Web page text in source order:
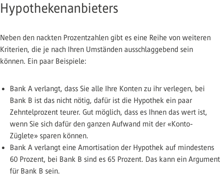
Hypothekenanbieters
Neben den nackten Prozentzahlen gibt es eine Reihe von weiteren
Kriterien, die je nach Ihren Umständen ausschlaggebend sein
können. Ein paar Beispiele:
Bank A verlangt, dass Sie alle Ihre Konten zu ihr verlegen, bei
Bank B ist das nicht nötig, dafür ist die Hypothek ein paar
Zehntelprozent teurer. Gut möglich, dass es Ihnen das wert ist,
wenn Sie sich dafür den ganzen Aufwand mit der «Konto-
Züglete» sparen können.
Bank A verlangt eine Amortisation der Hypothek auf mindestens
60 Prozent, bei Bank B sind es 65 Prozent. Das kann ein Argument
für Bank B sein.